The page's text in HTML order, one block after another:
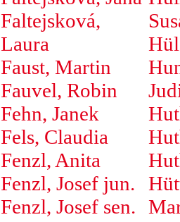
Faltejsková,
Laura
Faust, Martin
Fauvel, Robin
Fehn, Janek
Fels, Claudia
Fenzl, Anita
Fenzl, Josef jun.
Fenzl, Josef sen.